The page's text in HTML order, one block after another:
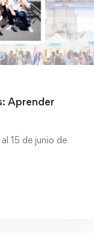
Aprender
15 de junio de